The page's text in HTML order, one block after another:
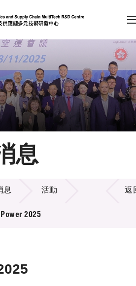
按回車鍵）
會員登入
A A EN 繁 简
息
息 活動
2025
返